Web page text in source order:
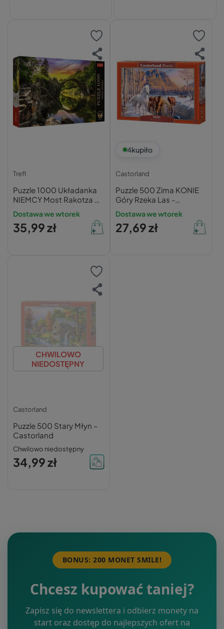
Trefl
Puzzle 1000 Układanka
NIEMCY Most Rakotza w
Kromlau LAS Diabelski
Most 12+
Dostawa we wtorek
35,99 zł
4kupiło
Castorland
Puzzle 500 Zima KONIE
Góry Rzeka Las -
Castorland
Dostawa we wtorek
27,69 zł
CHWILOWO
NIEDOSTĘPNY
Castorland
Puzzle 500 Stary Młyn –
Castorland
Chwilowo niedostępny
34,99 zł
BONUS: 200 MONET SMILE!
Chcesz kupować taniej?
Zapisz się do newslettera i odbierz monety na
start oraz dostęp do najlepszych ofert na